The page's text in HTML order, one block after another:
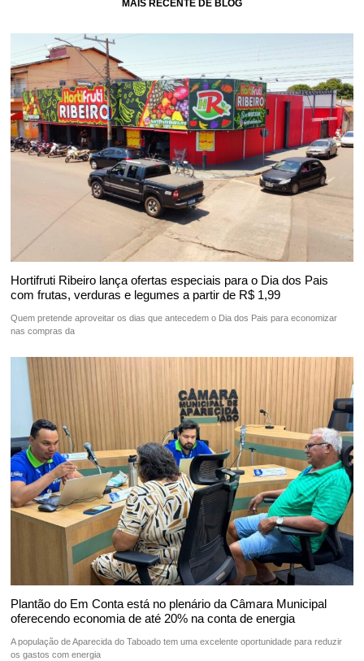
MAIS RECENTE DE BLOG
Hortifruti Ribeiro lança ofertas especiais para o Dia dos Pais
com frutas, verduras e legumes a partir de R$ 1,99
Quem pretende aproveitar os dias que antecedem o Dia dos Pais para economizar
nas compras da
Plantão do Em Conta está no plenário da Câmara Municipal
oferecendo economia de até 20% na conta de energia
A população de Aparecida do Taboado tem uma excelente oportunidade para reduzir
os gastos com energia